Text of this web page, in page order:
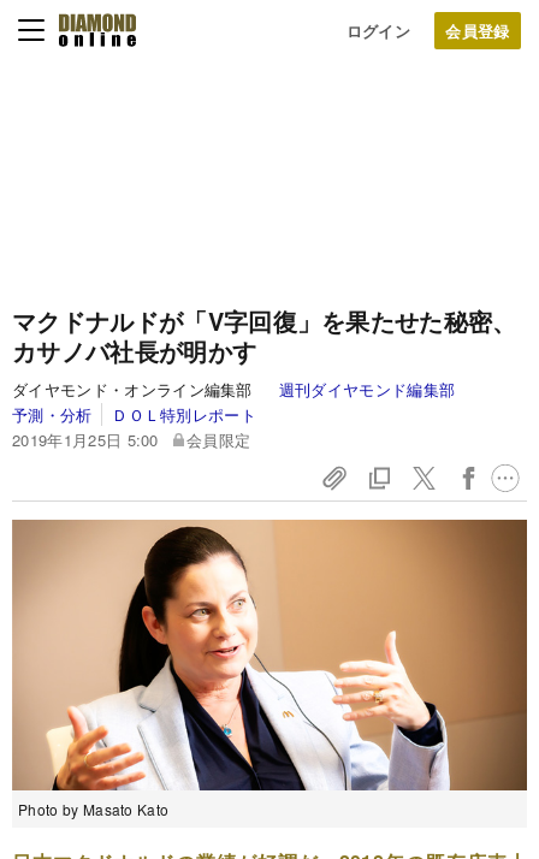
ログイン
マクドナルドが「V字回復」を果たせた秘密、
カサノバ社長が明かす
ダイヤモンド・オンライン編集部 週刊ダイヤモンド編集部
予測・分析
ＤＯＬ特別レポート
2019年1月25日 5:00
会員限定
Photo by Masato Kato